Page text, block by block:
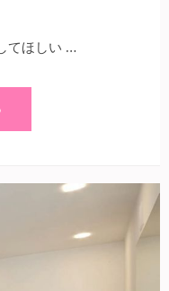
てほしい …